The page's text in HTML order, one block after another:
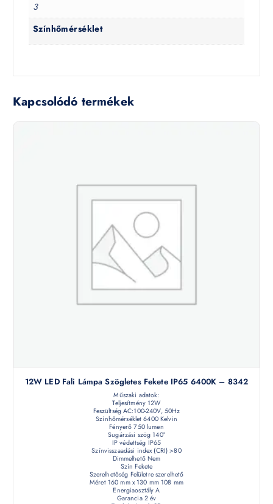
3
Színhőmérséklet
Kapcsolódó termékek
12W LED Fali Lámpa Szögletes Fekete IP65 6400K – 8342
Műszaki adatok:
Teljesítmény 12W
Feszültség AC:100-240V, 50Hz
Színhőmérséklet 6400 Kelvin
Fényerő 750 lumen
Sugárzási szög 140°
IP védettség IP65
Színvisszaadási index (CRI) >80
Dimmelhető Nem
Szín Fekete
Szerelhetőség Felületre szerelhető
Méret 160 mm x 130 mm 108 mm
Energiaosztály A
Garancia 2 év